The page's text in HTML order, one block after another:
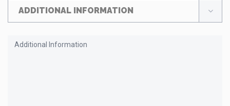
ADDITIONAL INFORMATION